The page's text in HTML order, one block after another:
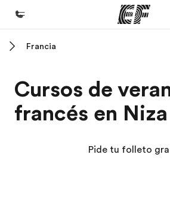
Programas
Ver todo lo que hacemos
Francia
Cursos de
francés en Niza
Pide tu folleto